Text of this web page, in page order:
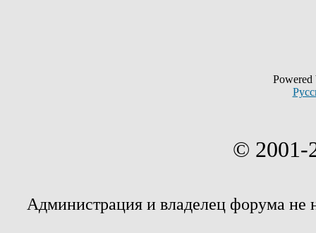
© 2001-
Администрация и владелец форума не